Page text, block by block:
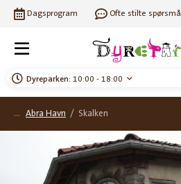
Dyreparken: 10:00 - 18:00
Dagsprogram Ofte stilte spørsmål
Abra Havn / Skalken